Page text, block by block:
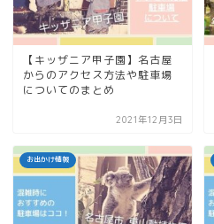
【キッザニア甲子園】名古屋
からのアクセス方法や駐車場
についてのまとめ
2021年12月3日
お出かけ情報